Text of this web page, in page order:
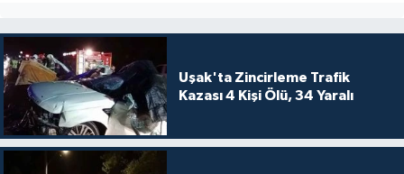
Uşak'ta Zincirleme Trafik
Kazası 4 Kişi Ölü, 34 Yaralı